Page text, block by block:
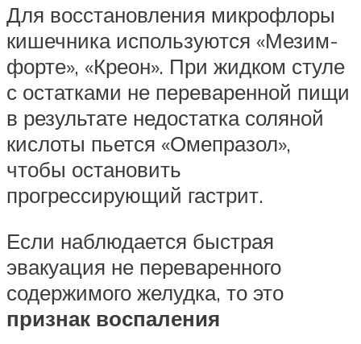
Для восстановления микрофлоры
кишечника используются «Мезим-
форте», «Креон». При жидком стуле
с остатками не переваренной пищи
в результате недостатка соляной
кислоты пьется «Омепразол»,
чтобы остановить
прогрессирующий гастрит.
Если наблюдается быстрая
эвакуация не переваренного
содержимого желудка, то это
признак воспаления